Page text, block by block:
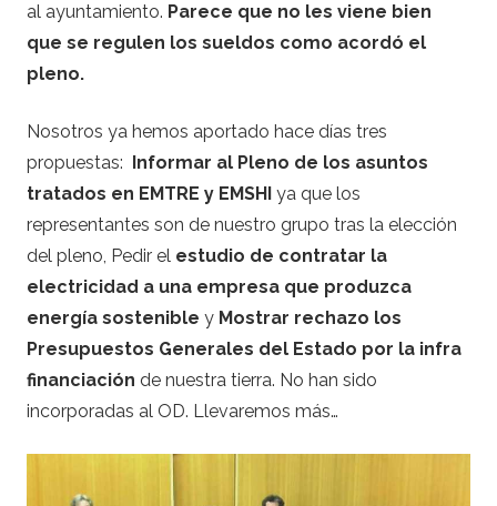
al ayuntamiento. Parece que no les viene bien
que se regulen los sueldos como acordó el
pleno.
Nosotros ya hemos aportado hace días tres
propuestas: Informar al Pleno de los asuntos
tratados en EMTRE y EMSHI ya que los
representantes son de nuestro grupo tras la elección
del pleno, Pedir el estudio de contratar la
electricidad a una empresa que produzca
energía sostenible y Mostrar rechazo los
Presupuestos Generales del Estado por la infra
financiación de nuestra tierra. No han sido
incorporadas al OD. Llevaremos más…